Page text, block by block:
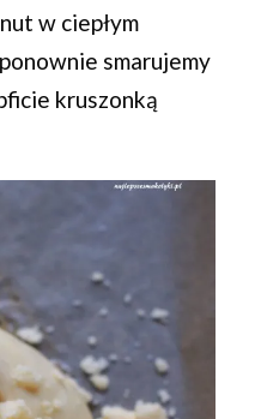
w ciepłym
smarujemy
kruszonką